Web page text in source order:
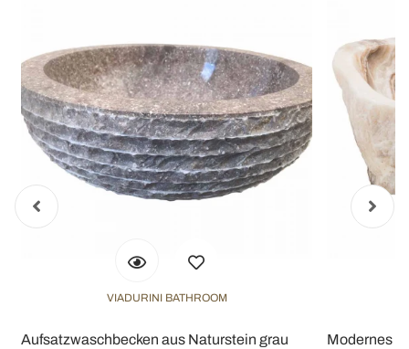
VIADURINI BATHROOM
Aufsatzwaschbecken aus Naturstein grau
Modernes